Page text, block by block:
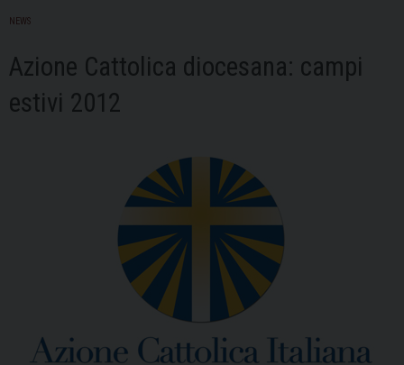
terremotati
NEWS
Azione Cattolica diocesana: campi
estivi 2012